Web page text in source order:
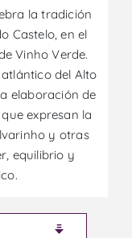
la tradición
Castelo, en el
Vinho Verde.
del Alto
elaboración de
expresan la
y otras
equilibrio y